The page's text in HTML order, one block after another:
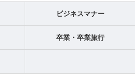
ビジネスマナー
卒業・卒業旅行